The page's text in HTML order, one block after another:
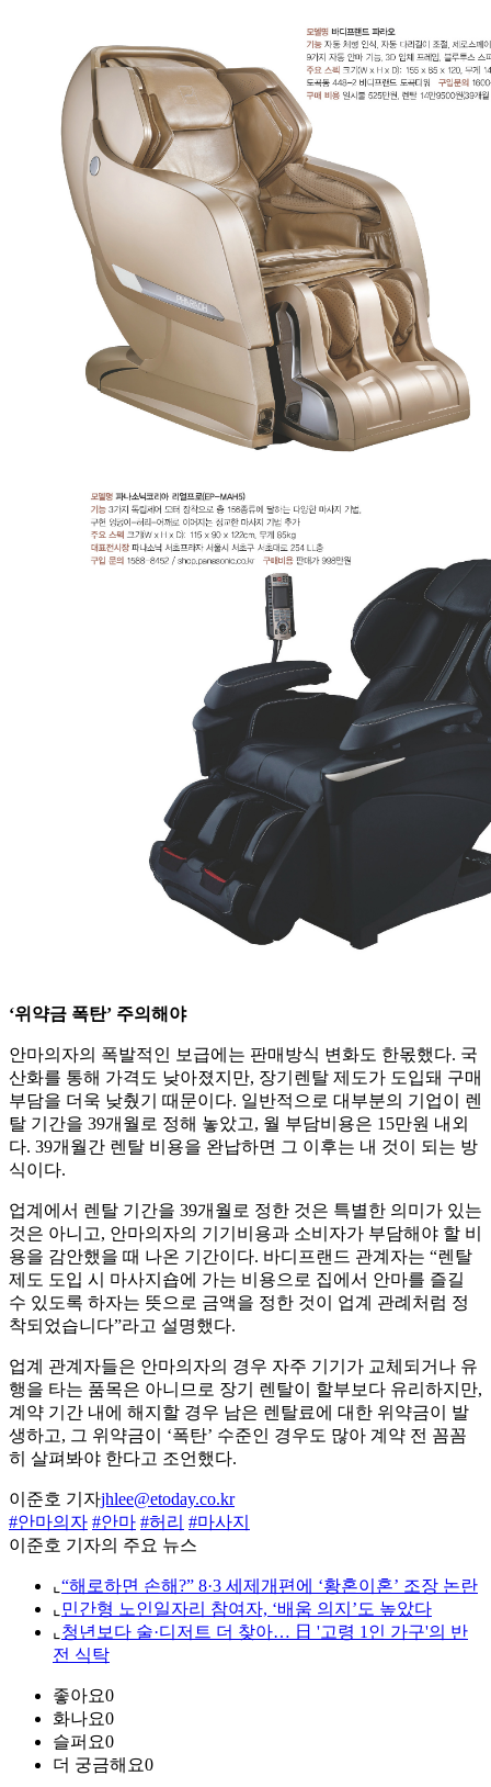
‘위약금 폭탄’ 주의해야
안마의자의 폭발적인 보급에는 판매방식 변화도 한몫했다. 국
산화를 통해 가격도 낮아졌지만, 장기렌탈 제도가 도입돼 구매
부담을 더욱 낮췄기 때문이다. 일반적으로 대부분의 기업이 렌
탈 기간을 39개월로 정해 놓았고, 월 부담비용은 15만원 내외
다. 39개월간 렌탈 비용을 완납하면 그 이후는 내 것이 되는 방
식이다.
업계에서 렌탈 기간을 39개월로 정한 것은 특별한 의미가 있는
것은 아니고, 안마의자의 기기비용과 소비자가 부담해야 할 비
용을 감안했을 때 나온 기간이다. 바디프랜드 관계자는 “렌탈
제도 도입 시 마사지숍에 가는 비용으로 집에서 안마를 즐길
수 있도록 하자는 뜻으로 금액을 정한 것이 업계 관례처럼 정
착되었습니다”라고 설명했다.
업계 관계자들은 안마의자의 경우 자주 기기가 교체되거나 유
행을 타는 품목은 아니므로 장기 렌탈이 할부보다 유리하지만,
계약 기간 내에 해지할 경우 남은 렌탈료에 대한 위약금이 발
생하고, 그 위약금이 ‘폭탄’ 수준인 경우도 많아 계약 전 꼼꼼
히 살펴봐야 한다고 조언했다.
이준호 기자jhlee@etoday.co.kr
#안마의자 #안마 #허리 #마사지
이준호 기자의 주요 뉴스
⌞ “해로하면 손해?” 8·3 세제개편에 ‘황혼이혼’ 조장 논란
⌞ 민간형 노인일자리 참여자, ‘배움 의지’도 높았다
⌞ 청년보다 술·디저트 더 찾아… 日 '고령 1인 가구'의 반
전 식탁
좋아요0
화나요0
슬퍼요0
더 궁금해요0